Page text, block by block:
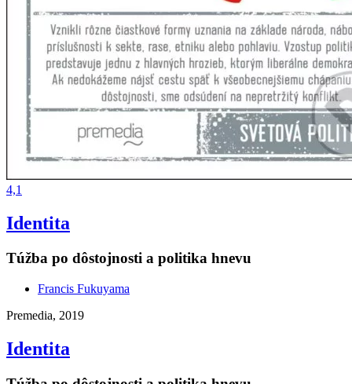
4,1
Identita
Túžba po dôstojnosti a politika hnevu
Francis Fukuyama
Premedia, 2019
Identita